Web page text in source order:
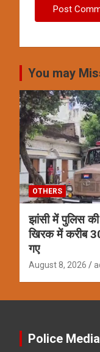
You may
OTHERS
झांसी में पुलिस की
खिरक में करीब
गए
August 8, 2026
Police